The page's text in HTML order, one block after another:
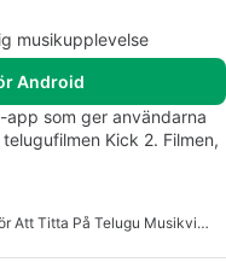
musikupplevelse
Android
som ger användarna
Kick 2. Filmen,
Appar För Att Titta På Telugu Musikvideor